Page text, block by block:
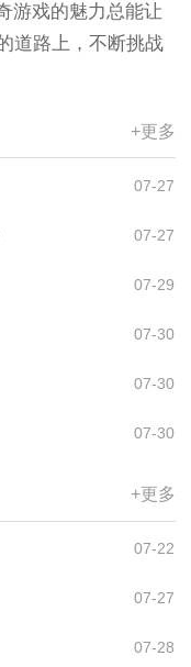
游戏的魅力总能让
道路上，不断挑战
+更多
07-27
07-27
07-29
07-30
07-30
07-30
+更多
07-22
07-27
07-28